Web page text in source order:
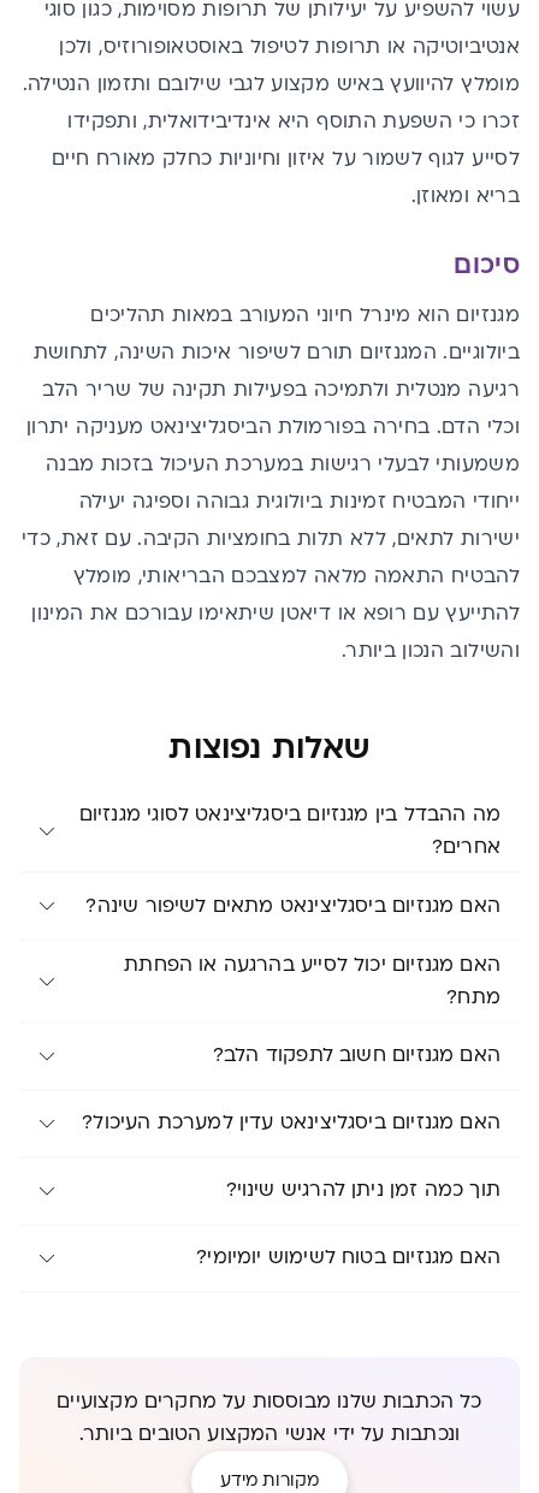
עשוי להשפיע על יעילותן של תרופות מסוימות, כגון סוגי
אנטיביוטיקה או תרופות לטיפול באוסטאופורוזיס, ולכן
מומלץ להיוועץ באיש מקצוע לגבי שילובם ותזמון הנטילה.
זכרו כי השפעת התוסף היא אינדיבידואלית, ותפקידו
לסייע לגוף לשמור על איזון וחיוניות כחלק מאורח חיים
בריא ומאוזן.
סיכום
מגנזיום הוא מינרל חיוני המעורב במאות תהליכים
ביולוגיים. המגנזיום תורם לשיפור איכות השינה, לתחושת
רגיעה מנטלית ולתמיכה בפעילות תקינה של שריר הלב
וכלי הדם. בחירה בפורמולת הביסגליצינאט מעניקה יתרון
משמעותי לבעלי רגישות במערכת העיכול בזכות מבנה
ייחודי המבטיח זמינות ביולוגית גבוהה וספיגה יעילה
ישירות לתאים, ללא תלות בחומציות הקיבה. עם זאת, כדי
להבטיח התאמה מלאה למצבכם הבריאותי, מומלץ
להתייעץ עם רופא או דיאטן שיתאימו עבורכם את המינון
והשילוב הנכון ביותר.
שאלות נפוצות
מה ההבדל בין מגנזיום ביסגליצינאט לסוגי מגנזיום
אחרים?
האם מגנזיום ביסגליצינאט מתאים לשיפור שינה?
האם מגנזיום יכול לסייע בהרגעה או הפחתת
מתח?
האם מגנזיום חשוב לתפקוד הלב?
האם מגנזיום ביסגליצינאט עדין למערכת העיכול?
תוך כמה זמן ניתן להרגיש שינוי?
האם מגנזיום בטוח לשימוש יומיומי?
כל הכתבות שלנו מבוססות על מחקרים מקצועיים
ונכתבות על ידי אנשי המקצוע הטובים ביותר.
מקורות מידע